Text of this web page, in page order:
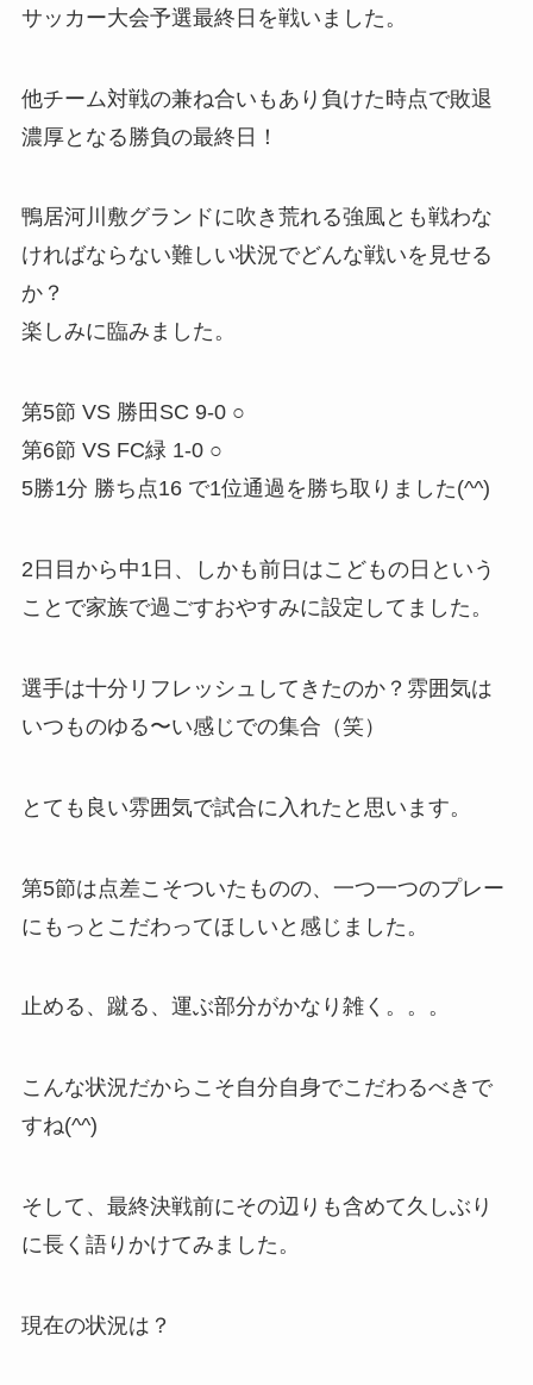
サッカー大会予選最終日を戦いました。
他チーム対戦の兼ね合いもあり負けた時点で敗退
濃厚となる勝負の最終日！
鴨居河川敷グランドに吹き荒れる強風とも戦わな
ければならない難しい状況でどんな戦いを見せる
か？
楽しみに臨みました。
第5節 VS 勝田SC 9-0 ○
第6節 VS FC緑 1-0 ○
5勝1分 勝ち点16 で1位通過を勝ち取りました(^^)
2日目から中1日、しかも前日はこどもの日という
ことで家族で過ごすおやすみに設定してました。
選手は十分リフレッシュしてきたのか？雰囲気は
いつものゆる〜い感じでの集合（笑）
とても良い雰囲気で試合に入れたと思います。
第5節は点差こそついたものの、一つ一つのプレー
にもっとこだわってほしいと感じました。
止める、蹴る、運ぶ部分がかなり雑く。。。
こんな状況だからこそ自分自身でこだわるべきで
すね(^^)
そして、最終決戦前にその辺りも含めて久しぶり
に長く語りかけてみました。
現在の状況は？